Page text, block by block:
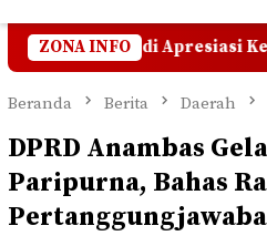
ZONA INFO
Kehadiran Pekerja PT CSA
Beranda Berita Daerah
DPRD Anambas
Paripurna, Bahas